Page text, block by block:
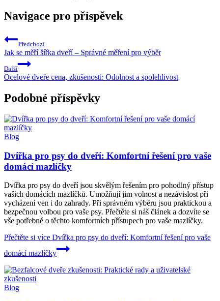
Navigace pro příspěvek
Předchozí
Jak se měří šířka dveří – Správné měření pro výběr
Další
Ocelové dveře cena, zkušenosti: Odolnost a spolehlivost
Podobné příspěvky
Blog
Dvířka pro psy do dveří: Komfortní řešení pro vaše
domácí mazlíčky
Dvířka pro psy do dveří jsou skvělým řešením pro pohodlný přístup
vašich domácích mazlíčků. Umožňují jim volnost a nezávislost při
vycházení ven i do zahrady. Při správném výběru jsou praktickou a
bezpečnou volbou pro vaše psy. Přečtěte si náš článek a dozvíte se
vše potřebné o těchto komfortních přístupech pro vaše mazlíčky.
Přečtěte si více Dvířka pro psy do dveří: Komfortní řešení pro vaše
domácí mazlíčky
Blog